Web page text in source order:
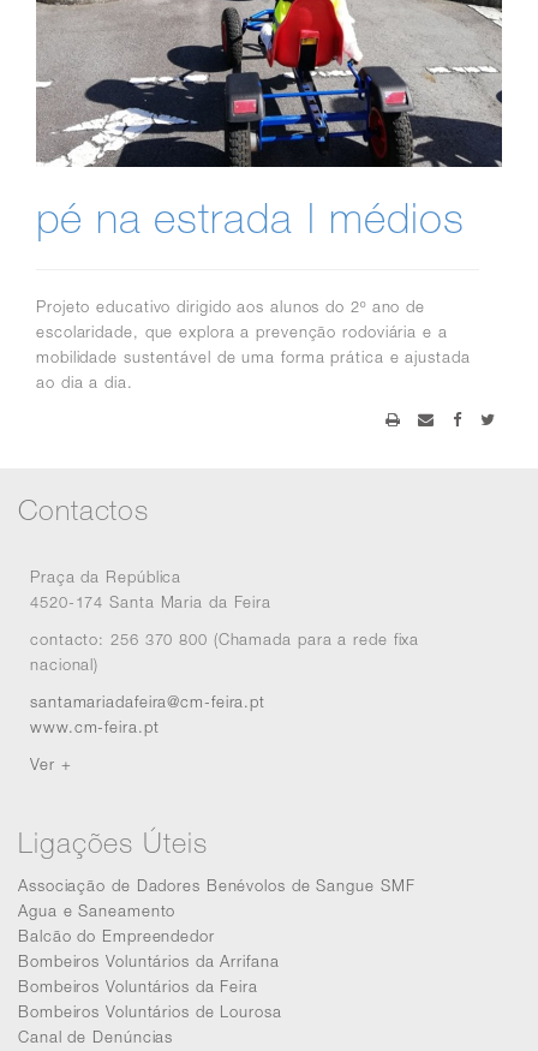
pé na estrada | médios
Projeto educativo dirigido aos alunos do 2º ano de
escolaridade, que explora a prevenção rodoviária e a
mobilidade sustentável de uma forma prática e ajustada
ao dia a dia.
Contactos
Praça da República
4520-174 Santa Maria da Feira
contacto: 256 370 800 (Chamada para a rede fixa
nacional)
santamariadafeira@cm-feira.pt
www.cm-feira.pt
Ver +
Ligações Úteis
Associação de Dadores Benévolos de Sangue SMF
Agua e Saneamento
Balcão do Empreendedor
Bombeiros Voluntários da Arrifana
Bombeiros Voluntários da Feira
Bombeiros Voluntários de Lourosa
Canal de Denúncias